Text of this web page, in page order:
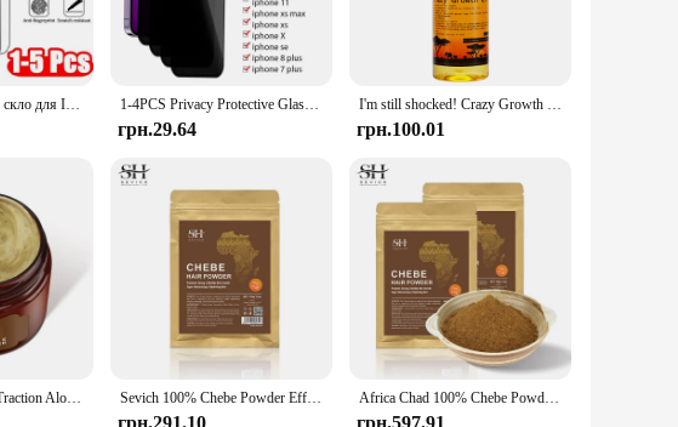
of protection. The design is discreet, allowing you to wear it under any
making it a long-lasting solution for your protection needs. Whether you're
fit a variety of body types, ensuring a comfortable fit for men. The
to stock up on this essential product. The sets available for sale provide an
its performance and property, this underwear is a reliable choice for
1-5 шт. Загартоване скло для IPhone 16 15 14 13 12 11 Pro Max Захисне скло для IPhone 7 8 SE X XS XR Захисна скляна плівка 1-4PCS Privacy Protective Glass for IPhone 11 13 12 Pro Max Mini Anti-spy Screen Protector on IPhone 7 8 6 Plus XS X XR
грн.29.64
I'm still shocked! Crazy Growth Oil with Chadian Chebe North African lavender, rosemary, Moroccan cloves Hot Hair Growth Oil
грн.100.01
Sevich 100g Africa Traction Alopecia Chebe Hair Butter Moisturize & Protect Natural Hair Strong Hair Root Hair Loss Treatment Sevich 100% Chebe Powder Effective Growthing Hair Improves Hair Density Nourishes Follicles Fast Regrowth Hair Product 100g
грн.291.10
Africa Chad 100% Chebe Powder Women Traction Alopecia Treatment Oil Natural Crazy Hair Regrowth Anti Hair Break Get Rid Of Wig
грн.597.91